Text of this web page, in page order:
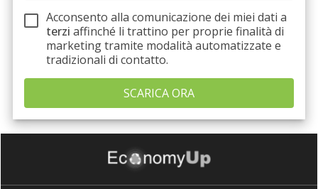
Acconsento alla comunicazione dei miei dati a
terzi affinché li trattino per proprie finalità di
marketing tramite modalità automatizzate e
tradizionali di contatto.